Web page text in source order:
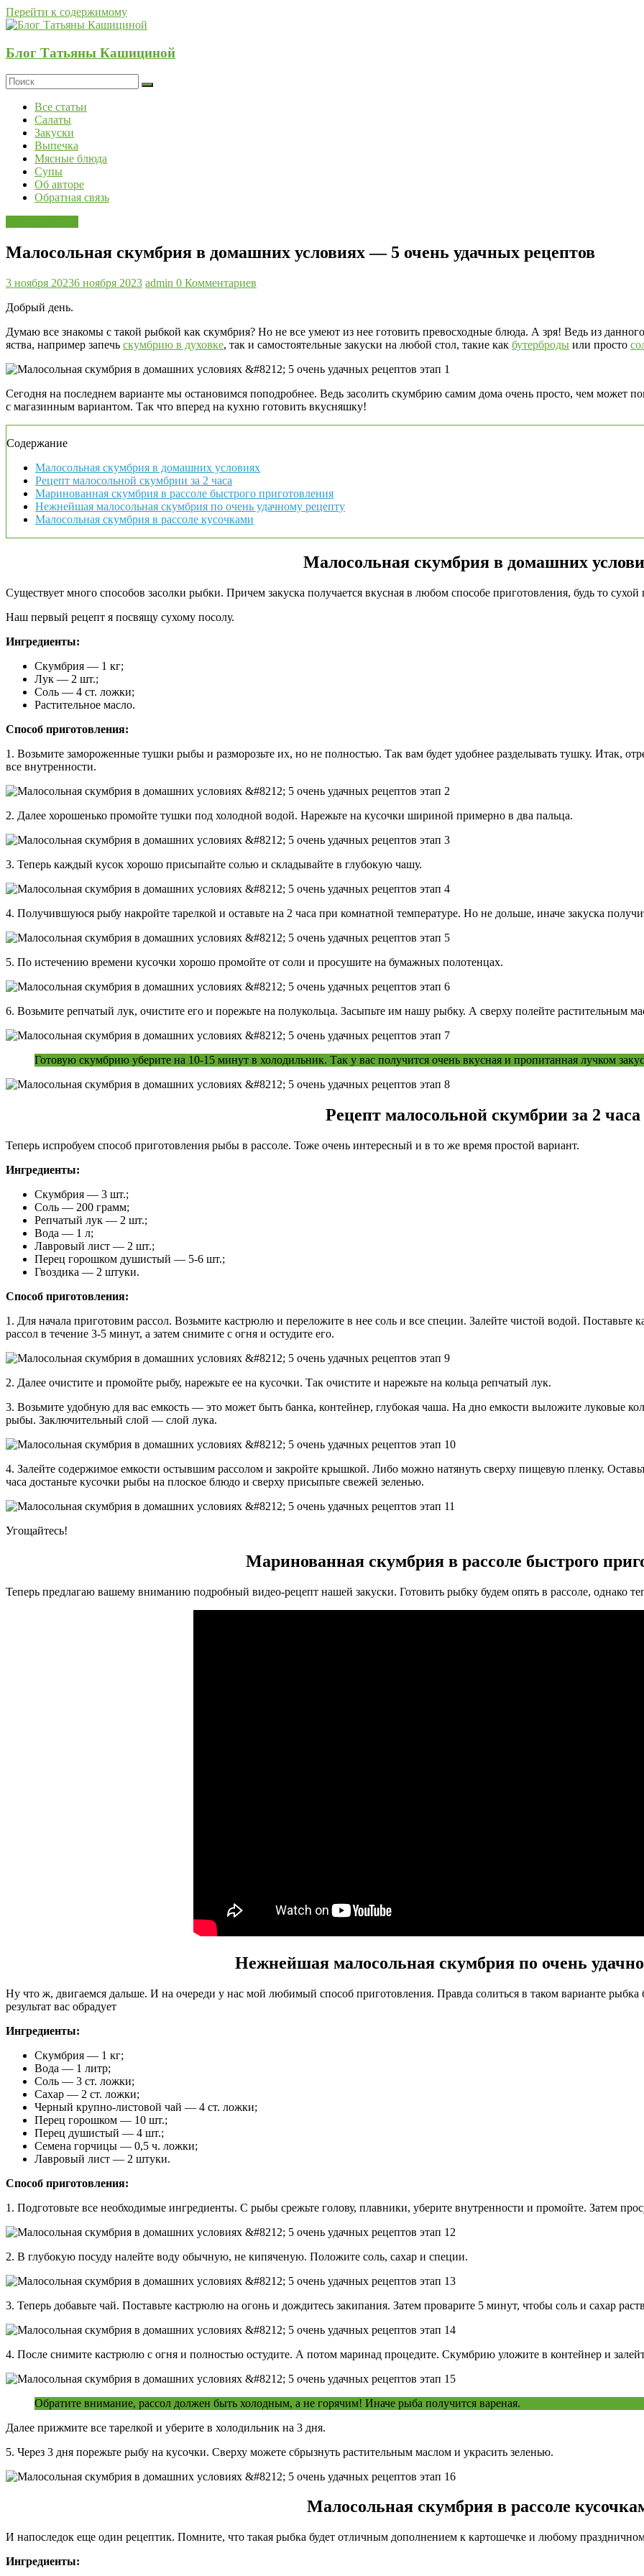
Перейти к содержимому
Блог Татьяны Кашициной
Все статьи
Салаты
Закуски
Выпечка
Мясные блюда
Супы
Об авторе
Обратная связь
Малосольная скумбрия в домашних условиях — 5 очень удачных рецептов
3 ноября 20236 ноября 2023 admin 0 Комментариев
Добрый день.
Думаю все знакомы с такой рыбкой как скумбрия? Но не все умеют из нее готовить превосходные блюда. А зря! Ведь из
яства, например запечь скумбрию в духовке, так и самостоятельные закуски на любой стол, такие как бутерброды или просто
Сегодня на последнем варианте мы остановимся поподробнее. Ведь засолить скумбрию самим дома очень просто, чем может
с магазинным вариантом. Так что вперед на кухню готовить вкусняшку!
Содержание
Малосольная скумбрия в домашних условиях
Рецепт малосольной скумбрии за 2 часа
Маринованная скумбрия в рассоле быстрого приготовления
Нежнейшая малосольная скумбрия по очень удачному рецепту
Малосольная скумбрия в рассоле кусочками
Малосольная скумбрия в домашних
Существует много способов засолки рыбки. Причем закуска получается вкусная в любом способе приготовления, будь то сухой
Наш первый рецепт я посвящу сухому посолу.
Ингредиенты:
Скумбрия — 1 кг;
Лук — 2 шт.;
Соль — 4 ст. ложки;
Растительное масло.
Способ приготовления:
1. Возьмите замороженные тушки рыбы и разморозьте их, но не полностью. Так вам будет удобнее разделывать тушку. Итак,
все внутренности.
2. Далее хорошенько промойте тушки под холодной водой. Нарежьте на кусочки шириной примерно в два пальца.
3. Теперь каждый кусок хорошо присыпайте солью и складывайте в глубокую чашу.
4. Получившуюся рыбу накройте тарелкой и оставьте на 2 часа при комнатной температуре. Но не дольше, иначе закуска
5. По истечению времени кусочки хорошо промойте от соли и просушите на бумажных полотенцах.
6. Возьмите репчатый лук, очистите его и порежьте на полукольца. Засыпьте им нашу рыбку. А сверху полейте растительным
Готовую скумбрию уберите на 10-15 минут в холодильник. Так у вас получится очень вкусная и пропитанная лучком
Рецепт малосольной скумбрии за 2 часа
Теперь испробуем способ приготовления рыбы в рассоле. Тоже очень интересный и в то же время простой вариант.
Ингредиенты:
Скумбрия — 3 шт.;
Соль — 200 грамм;
Репчатый лук — 2 шт.;
Вода — 1 л;
Лавровый лист — 2 шт.;
Перец горошком душистый — 5-6 шт.;
Гвоздика — 2 штуки.
Способ приготовления:
1. Для начала приготовим рассол. Возьмите кастрюлю и переложите в нее соль и все специи. Залейте чистой водой.
рассол в течение 3-5 минут, а затем снимите с огня и остудите его.
2. Далее очистите и промойте рыбу, нарежьте ее на кусочки. Так очистите и нарежьте на кольца репчатый лук.
3. Возьмите удобную для вас емкость — это может быть банка, контейнер, глубокая чаша. На дно емкости выложите луковые
рыбы. Заключительный слой — слой лука.
4. Залейте содержимое емкости остывшим рассолом и закройте крышкой. Либо можно натянуть сверху пищевую пленку.
часа достаньте кусочки рыбы на плоское блюдо и сверху присыпьте свежей зеленью.
Угощайтесь!
Маринованная скумбрия в рассоле быстрого
Теперь предлагаю вашему вниманию подробный видео-рецепт нашей закуски. Готовить рыбку будем опять в рассоле, однако
Нежнейшая малосольная скумбрия по очень
Ну что ж, двигаемся дальше. И на очереди у нас мой любимый способ приготовления. Правда солиться в таком варианте
результат вас обрадует
Ингредиенты:
Скумбрия — 1 кг;
Вода — 1 литр;
Соль — 3 ст. ложки;
Сахар — 2 ст. ложки;
Черный крупно-листовой чай — 4 ст. ложки;
Перец горошком — 10 шт.;
Перец душистый — 4 шт.;
Семена горчицы — 0,5 ч. ложки;
Лавровый лист — 2 штуки.
Способ приготовления:
1. Подготовьте все необходимые ингредиенты. С рыбы срежьте голову, плавники, уберите внутренности и промойте. Затем
2. В глубокую посуду налейте воду обычную, не кипяченую. Положите соль, сахар и специи.
3. Теперь добавьте чай. Поставьте кастрюлю на огонь и дождитесь закипания. Затем проварите 5 минут, чтобы соль и сахар
4. После снимите кастрюлю с огня и полностью остудите. А потом маринад процедите. Скумбрию уложите в контейнер и
Обратите внимание, рассол должен быть холодным, а не горячим! Иначе рыба получится вареная.
Далее прижмите все тарелкой и уберите в холодильник на 3 дня.
5. Через 3 дня порежьте рыбу на кусочки. Сверху можете сбрызнуть растительным маслом и украсить зеленью.
Малосольная скумбрия в рассоле
И напоследок еще один рецептик. Помните, что такая рыбка будет отличным дополнением к картошечке и любому
Ингредиенты: